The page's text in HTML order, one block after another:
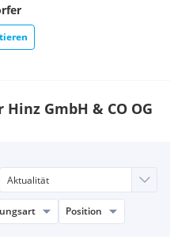
Hinz GmbH & CO OG
Position